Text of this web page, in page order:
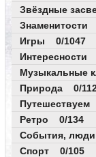
Звёздные
Знаменитости
Игры 0/1047
Интересности
Музыкальные
Природа 0/
Ретро 0/134
События,
Спорт 0/105